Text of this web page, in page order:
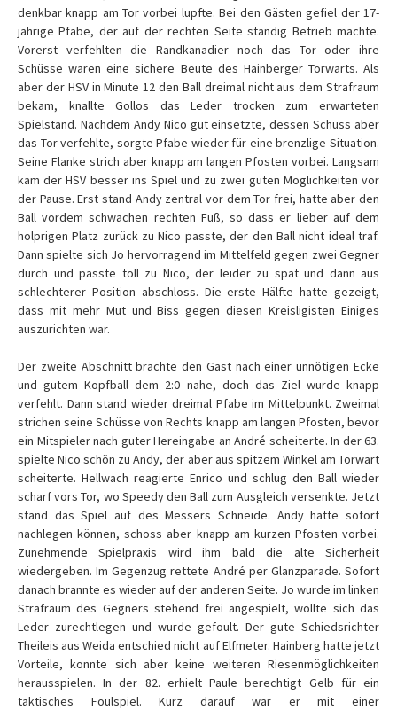
denkbar knapp am Tor vorbei lupfte. Bei den Gästen gefiel der 17-
jährige Pfabe, der auf der rechten Seite ständig Betrieb machte.
Vorerst verfehlten die Randkanadier noch das Tor oder ihre
Schüsse waren eine sichere Beute des Hainberger Torwarts. Als
aber der HSV in Minute 12 den Ball dreimal nicht aus dem Strafraum
bekam, knallte Gollos das Leder trocken zum erwarteten
Spielstand. Nachdem Andy Nico gut einsetzte, dessen Schuss aber
das Tor verfehlte, sorgte Pfabe wieder für eine brenzlige Situation.
Seine Flanke strich aber knapp am langen Pfosten vorbei. Langsam
kam der HSV besser ins Spiel und zu zwei guten Möglichkeiten vor
der Pause. Erst stand Andy zentral vor dem Tor frei, hatte aber den
Ball vordem schwachen rechten Fuß, so dass er lieber auf dem
holprigen Platz zurück zu Nico passte, der den Ball nicht ideal traf.
Dann spielte sich Jo hervorragend im Mittelfeld gegen zwei Gegner
durch und passte toll zu Nico, der leider zu spät und dann aus
schlechterer Position abschloss. Die erste Hälfte hatte gezeigt,
dass mit mehr Mut und Biss gegen diesen Kreisligisten Einiges
auszurichten war.
Der zweite Abschnitt brachte den Gast nach einer unnötigen Ecke
und gutem Kopfball dem 2:0 nahe, doch das Ziel wurde knapp
verfehlt. Dann stand wieder dreimal Pfabe im Mittelpunkt. Zweimal
strichen seine Schüsse von Rechts knapp am langen Pfosten, bevor
ein Mitspieler nach guter Hereingabe an André scheiterte. In der 63.
spielte Nico schön zu Andy, der aber aus spitzem Winkel am Torwart
scheiterte. Hellwach reagierte Enrico und schlug den Ball wieder
scharf vors Tor, wo Speedy den Ball zum Ausgleich versenkte. Jetzt
stand das Spiel auf des Messers Schneide. Andy hätte sofort
nachlegen können, schoss aber knapp am kurzen Pfosten vorbei.
Zunehmende Spielpraxis wird ihm bald die alte Sicherheit
wiedergeben. Im Gegenzug rettete André per Glanzparade. Sofort
danach brannte es wieder auf der anderen Seite. Jo wurde im linken
Strafraum des Gegners stehend frei angespielt, wollte sich das
Leder zurechtlegen und wurde gefoult. Der gute Schiedsrichter
Theileis aus Weida entschied nicht auf Elfmeter. Hainberg hatte jetzt
Vorteile, konnte sich aber keine weiteren Riesenmöglichkeiten
herausspielen. In der 82. erhielt Paule berechtigt Gelb für ein
taktisches Foulspiel. Kurz darauf war er mit einer